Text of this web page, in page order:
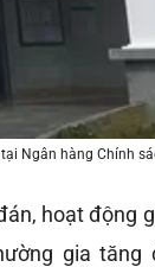
Ngân hàng Chính
hoạt động
gia tăng